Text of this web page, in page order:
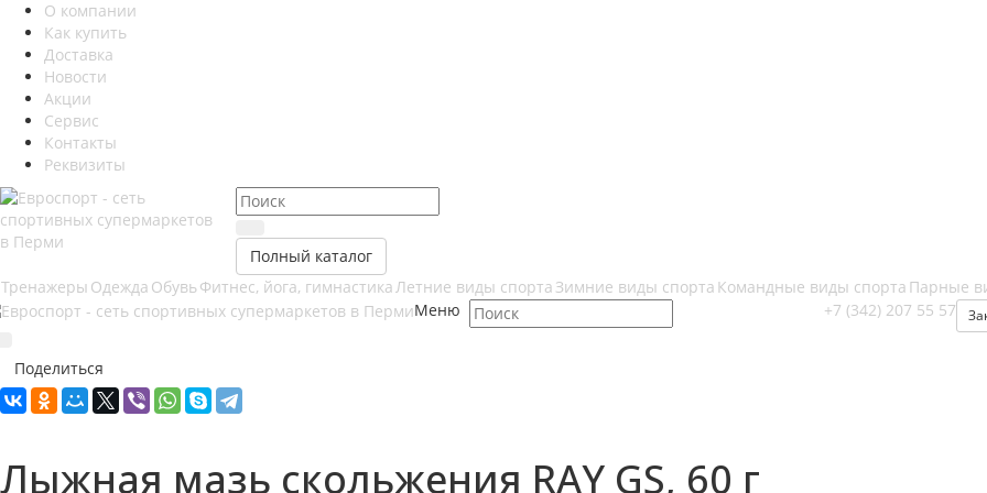
О компании
Как купить
Доставка
Новости
Акции
Сервис
Контакты
Реквизиты
Полный каталог
Тренажеры Одежда ОбувьФитнес, йога, гимнастикаЛетние виды спорта Зимние виды спорта Командные виды спорта Парные
Меню
+7 (342) 207 55 57
Поделиться
Лыжная мазь скольжения RAY GS, 60 г